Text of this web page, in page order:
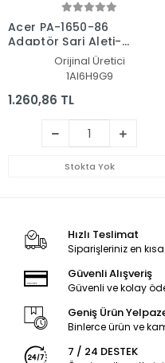
Acer PA-1650-86
Adaptör Şarj Aleti-
Orijinal Üretici
1AI6H9G9
1.260,86 TL
Stokta Yok
Hızlı Teslimat
Siparişleriniz en
Güvenli Alışveriş
Güvenli ve kolay
Geniş Ürün
Binlerce ürün ve
7 / 24 DESTEK